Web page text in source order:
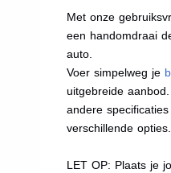
Met onze
een handomdraai
auto.
Voer simpelweg je
uitgebreide
andere
verschillende opties.
LET OP: Plaats je